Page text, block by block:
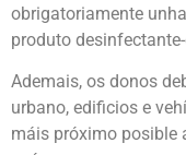
obrigatoriamente
produto
Ademais, os donos
urbano, edificios e
máis próximo posible